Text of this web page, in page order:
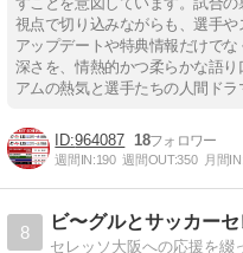
視点で切り込みながらも、選手や
アップデートや特典情報だけで
深さを、情熱的かつ柔らかな語
アムの熱気と選手たちの人間ドラ
964087 18
週間IN:190 週間OUT:350 月間
8
ビ〜グルとサッカー